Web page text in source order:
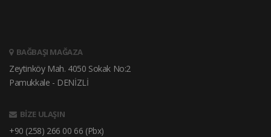
BAĞBAŞI MAĞAZA
Zeytinköy Mah. 4050 Sokak No:2
Pamukkale - DENİZLİ
BİZE ULAŞIN
+90 (258) 266 00 66 (Pbx)